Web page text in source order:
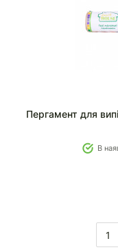
Пергамент для
В